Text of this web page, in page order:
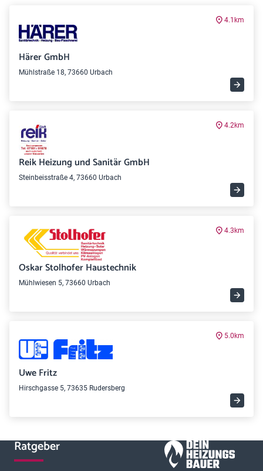
4.1km
Härer GmbH
Mühlstraße 18, 73660 Urbach
4.2km
Reik Heizung und Sanitär GmbH
Steinbeisstraße 4, 73660 Urbach
4.3km
Oskar Stolhofer Haustechnik
Mühlwiesen 5, 73660 Urbach
5.0km
Uwe Fritz
Hirschgasse 5, 73635 Rudersberg
Ratgeber